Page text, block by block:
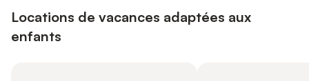
Locations de vacances adaptées aux
enfants